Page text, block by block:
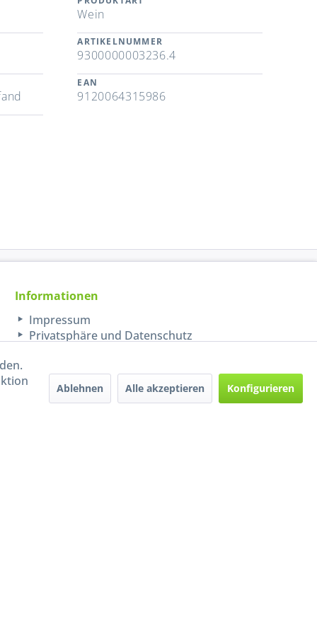
Wein
ARTIKELNUMMER
9300000003236.4
EAN
9120064315986
Informationen
Impressum
Privatsphäre und Datenschutz
Ablehnen Alle akzeptieren Konfigurieren